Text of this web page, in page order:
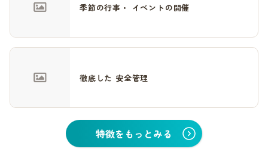
季節の行事・ イベントの開催
徹底した 安全管理
特徴をもっとみる